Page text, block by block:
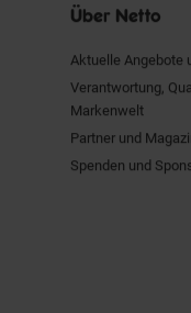
Über Netto
Aktuelle Angebote
Verantwortung,
Markenwelt
Partner und
Spenden und